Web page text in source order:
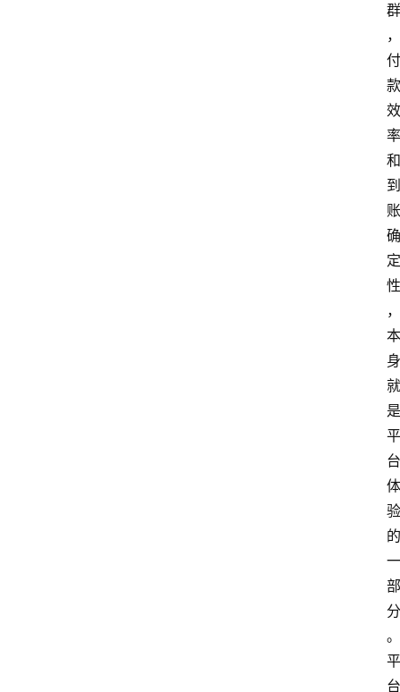
群
，
付
款
效
率
和
到
账
确
定
性
，
本
身
就
是
平
台
体
验
的
一
部
分
。
平
台